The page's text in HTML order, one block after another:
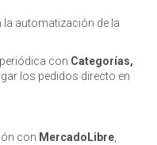
automatización de la
con Categorías,
los pedidos directo en
con MercadoLibre